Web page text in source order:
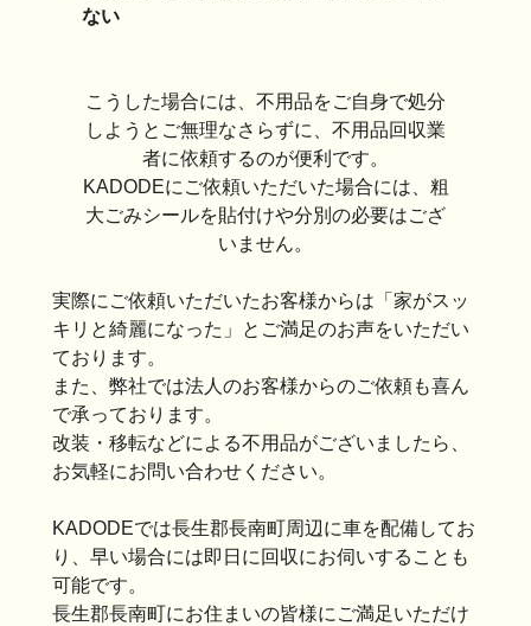
ない
こうした場合には、不用品をご自身で処分
しようとご無理なさらずに、不用品回収業
者に依頼するのが便利です。
KADODEにご依頼いただいた場合には、粗
大ごみシールを貼付けや分別の必要はござ
いません。
実際にご依頼いただいたお客様からは「家がスッ
キリと綺麗になった」とご満足のお声をいただい
ております。
また、弊社では法人のお客様からのご依頼も喜ん
で承っております。
改装・移転などによる不用品がございましたら、
お気軽にお問い合わせください。
KADODEでは長生郡長南町周辺に車を配備してお
り、早い場合には即日に回収にお伺いすることも
可能です。
長生郡長南町にお住まいの皆様にご満足いただけ